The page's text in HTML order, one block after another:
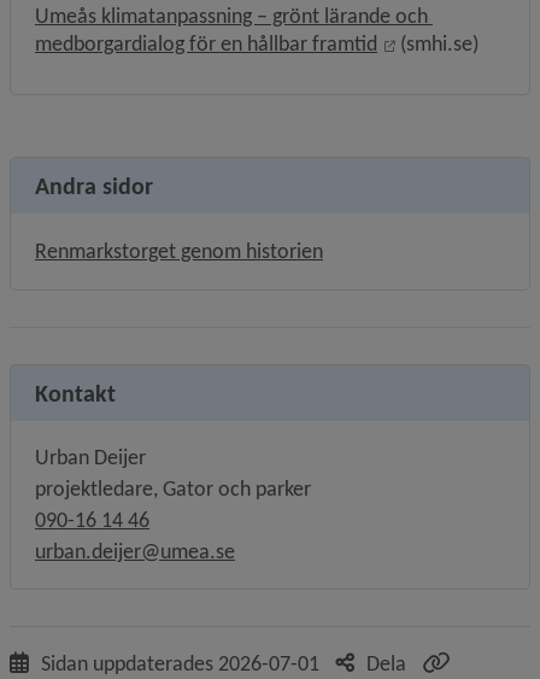
Umeås klimatanpassning – grönt lärande och
medborgardialog för en hållbar framtid
Länk till annan
(smhi.se)
Andra sidor
Renmarkstorget genom historien
Kontakt
Urban Deijer
projektledare, Gator och parker
090-16 14 46
urban.deijer@umea.se
Sidan uppdaterades 2026-07-01
Dela